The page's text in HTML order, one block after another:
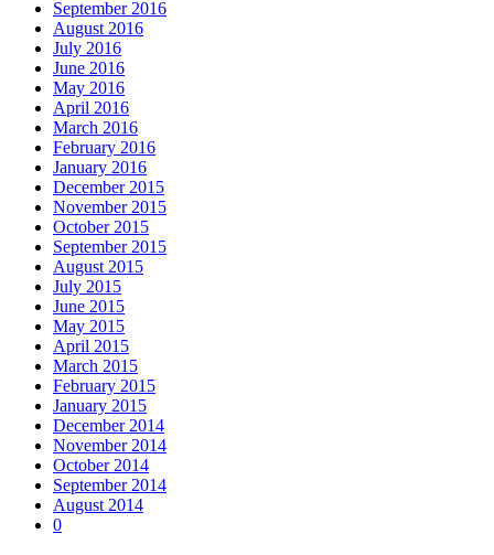
September 2016
August 2016
July 2016
June 2016
May 2016
April 2016
March 2016
February 2016
January 2016
December 2015
November 2015
October 2015
September 2015
August 2015
July 2015
June 2015
May 2015
April 2015
March 2015
February 2015
January 2015
December 2014
November 2014
October 2014
September 2014
August 2014
0